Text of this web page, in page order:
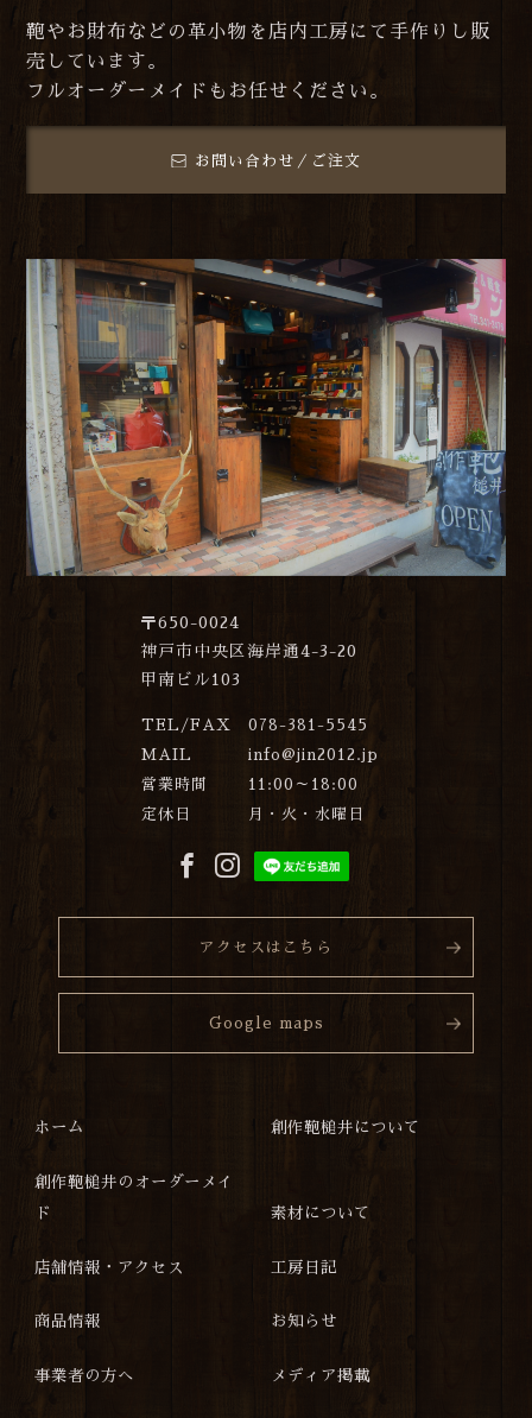
鞄やお財布などの革小物を店内工房にて手作りし販
売しています。
フルオーダーメイドもお任せください。
お問い合わせ／ご注文
〒650-0024
神戸市中央区海岸通4-3-20
甲南ビル103
TEL/FAX
078-381-5545
MAIL
info@jin2012.jp
営業時間
11:00～18:00
定休日
月・火・水曜日
アクセスはこちら
Google maps
ホーム 創作鞄槌井について
創作鞄槌井のオーダーメイ
ド
素材について
店舗情報・アクセス 工房日記
商品情報 お知らせ
事業者の方へ メディア掲載